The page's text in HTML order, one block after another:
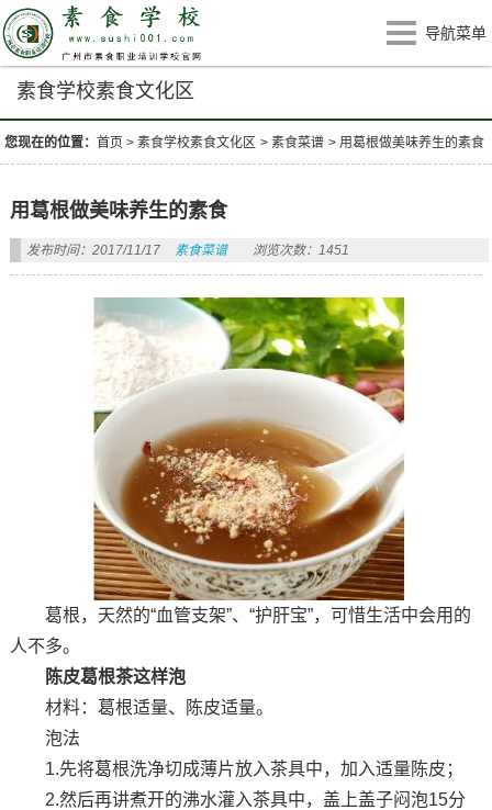
导航菜单
素食学校素食文化区
您现在的位置：首页 >素食学校素食文化区 >素食菜谱 >用葛根做美味养生的素食
用葛根做美味养生的素食
发布时间：2017/11/17 素食菜谱 浏览次数：1451
葛根，天然的“血管支架”、“护肝宝”，可惜生活中会用的
人不多。
陈皮葛根茶这样泡
材料：葛根适量、陈皮适量。
泡法
1.先将葛根洗净切成薄片放入茶具中，加入适量陈皮；
2.然后再讲煮开的沸水灌入茶具中，盖上盖子闷泡15分